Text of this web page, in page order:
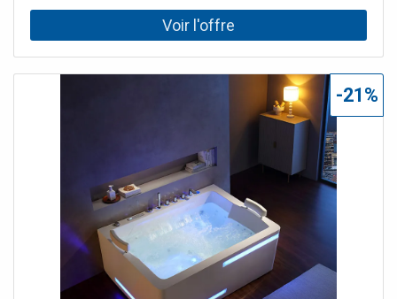
du bien-être grâce à tous ses équipements : 26 Injecteurs
d'air dont 4 injecteurs d'air chromothérapie à LED, 6 Jets
d'eau dorsaux et chromothérapie. Ses cascades
La forme innovante de la baignoire balnéo VULCANO
s'intègre harmonieusement dans les salles de bain
modernes, offrant une touche d'élégance et de
sophistication. L'asymétrie permet une optimisation de
l'espace, s'adaptant parfaitement aux configurations
variées. Choisir la baignoire VULCANO, c'est opter pour
une expérience de relaxation incomparable. C'est
l'opportunité de transformer votre salle de bain en un
véritable refuge de sérénité et de confort, où chaque bain
devient un rituel de détente et de plaisir. Le + : La baignoire
à jets d'eau Vulcano est disponible en version gauche ou
droite pour s'adapter à vos exigences, est équipée de
-21%